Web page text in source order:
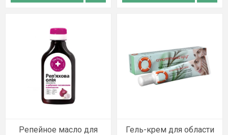
Репейное масло для
Гель-крем для области